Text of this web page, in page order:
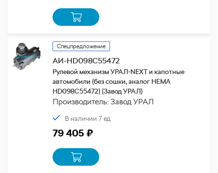
Спецпредложение
АИ-HD098C55472
Рулевой механизм УРАЛ-NEXT и капотные
автомобили (без сошки, аналог HEMA
HD098C55472) (Завод УРАЛ)
Производитель: Завод УРАЛ
В наличии 7 ед
79 405 ₽